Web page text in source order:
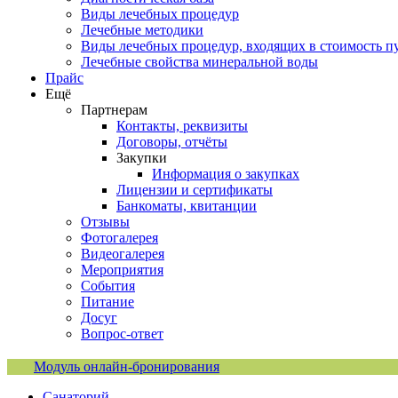
Виды лечебных процедур
Лечебные методики
Виды лечебных процедур, входящих в стоимость
Лечебные свойства минеральной воды
Прайс
Ещё
Партнерам
Контакты, реквизиты
Договоры, отчёты
Закупки
Информация о закупках
Лицензии и сертификаты
Банкоматы, квитанции
Отзывы
Фотогалерея
Видеогалерея
Мероприятия
События
Питание
Досуг
Вопрос-ответ
Модуль онлайн-бронирования